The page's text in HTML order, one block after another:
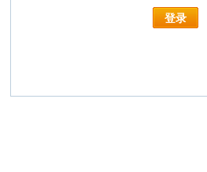
登录